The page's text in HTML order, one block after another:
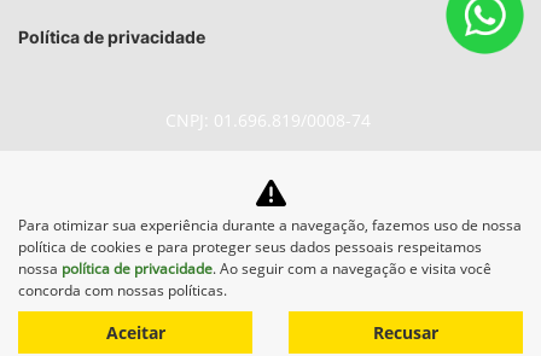
Política de privacidade
CNPJ: 01.696.819/0008-74
No trânsito, enxergar o outro
salva vidas.
Desenvolvido pela DEALERSPACE ® Direitos Reservados.
Para otimizar sua experiência durante a navegação, fazemos uso de nossa
política de cookies e para proteger seus dados pessoais respeitamos
nossa política de privacidade. Ao seguir com a navegação e visita você
concorda com nossas políticas.
Aceitar Recusar